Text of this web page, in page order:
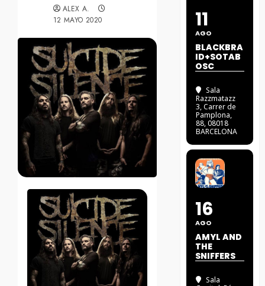
ALEX A.
12 MAYO 2020
11
AGO
BLACKBRA
ID+SOTAB
OSC
Sala
Razzmatazz
3, Carrer de
Pamplona,
88, 08018
BARCELONA
16
AGO
AMYL AND
THE
SNIFFERS
Sala